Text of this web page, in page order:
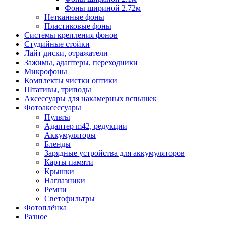
Фоны шириной 2.72м
Нетканные фоны
Пластиковые фоны
Системы крепления фонов
Студийные стойки
Лайт диски, отражатели
Зажимы, адаптеры, переходники
Микрофоны
Комплекты чистки оптики
Штативы, триподы
Аксессуары для накамерных вспышек
Фотоаксессуары
Пульты
Адаптер m42, редукции
Аккумуляторы
Бленды
Зарядные устройства для аккумуляторов
Карты памяти
Крышки
Наглазники
Ремни
Светофильтры
Фотоплёнка
Разное